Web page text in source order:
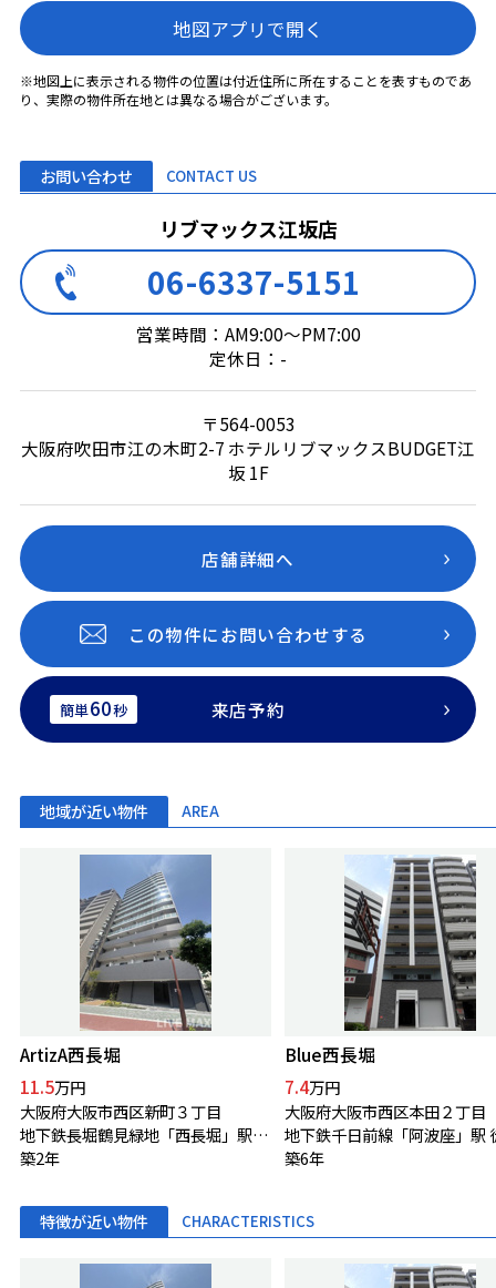
地図アプリで開く
※地図上に表示される物件の位置は付近住所に所在することを表すものであ
り、実際の物件所在地とは異なる場合がございます。
お問い合わせ CONTACT US
リブマックス江坂店
06-6337-5151
営業時間：AM9:00～PM7:00
定休日：-
〒564-0053
大阪府吹田市江の木町2-7 ホテルリブマックスBUDGET江
坂 1F
店舗詳細へ
この物件にお問い合わせする
簡単60秒 来店予約
地域が近い物件 AREA
ArtizA西長堀
11.5万円
大阪府大阪市西区新町３丁目
地下鉄長堀鶴見緑地「西長堀」駅 徒歩3分
築2年
Blue西長堀
7.4万円
大阪府大阪市西区本田２丁目
築6年
特徴が近い物件 CHARACTERISTICS